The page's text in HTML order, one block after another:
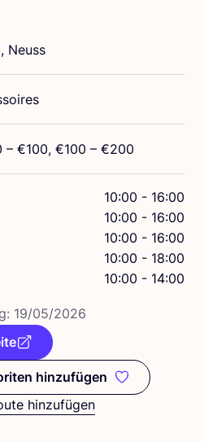
, Neuss
– €100, €100 – €200
10:00 - 16:00
10:00 - 16:00
10:00 - 16:00
10:00 - 18:00
10:00 - 14:00
19/05/2026
hinzufügen
Zu meinen Favoriten
hinzufügen